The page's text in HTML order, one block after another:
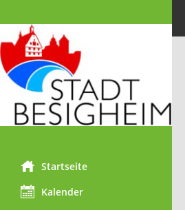
Startseite
Kalender